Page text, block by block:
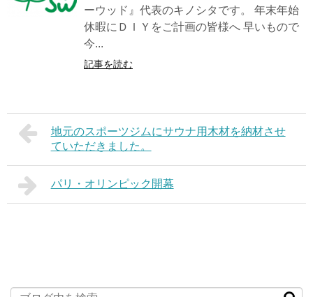
ーウッド』代表のキノシタです。 年末年始
休暇にＤＩＹをご計画の皆様へ 早いもので
今...
記事を読む
地元のスポーツジムにサウナ用木材を納材させ
ていただきました。
パリ・オリンピック開幕